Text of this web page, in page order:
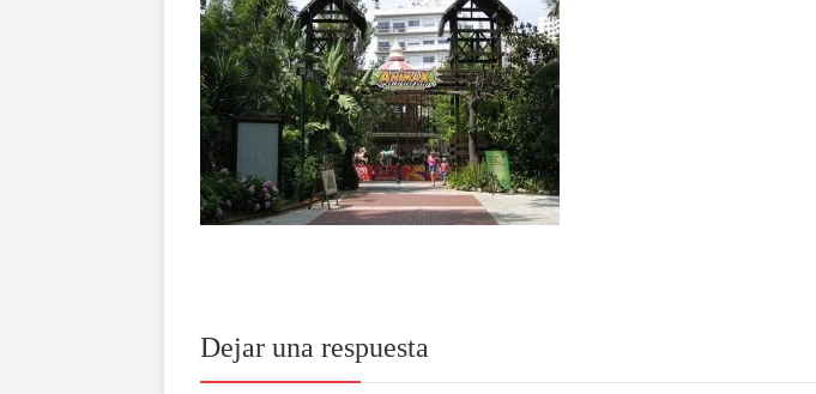
Dejar una respuesta